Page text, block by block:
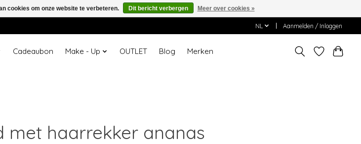
NL Aanmelden / Inloggen
Cadeaubon Make - Up OUTLET Blog Merken
met haarrekker ananas
cookies om onze website te verbeteren. Dit bericht verbergen Meer over cookies »